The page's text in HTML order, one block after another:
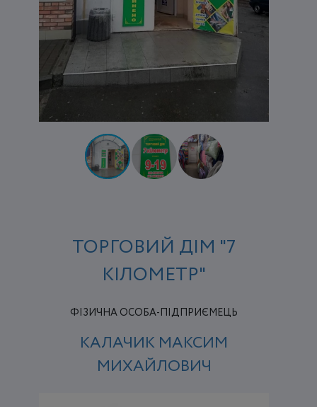
ТОРГОВИЙ ДІМ "7
КІЛОМЕТР"
ФІЗИЧНА ОСОБА-ПІДПРИЄМЕЦЬ
КАЛАЧИК МАКСИМ
МИХАЙЛОВИЧ